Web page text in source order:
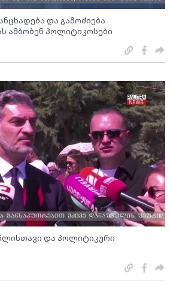
და გამოძიება
ამბობენ პოლიტიკოსები
წლისთავი და პოლიტიკური